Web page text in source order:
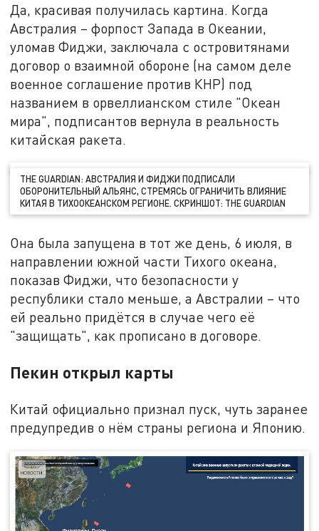
Да, красивая получилась картина. Когда
Австралия – форпост Запада в Океании,
уломав Фиджи, заключала с островитянами
договор о взаимной обороне (на самом деле
военное соглашение против КНР) под
названием в орвеллианском стиле "Океан
мира", подписантов вернула в реальность
китайская ракета.
THE GUARDIAN: АВСТРАЛИЯ И ФИДЖИ ПОДПИСАЛИ
ОБОРОНИТЕЛЬНЫЙ АЛЬЯНС, СТРЕМЯСЬ ОГРАНИЧИТЬ ВЛИЯНИЕ
КИТАЯ В ТИХООКЕАНСКОМ РЕГИОНЕ. СКРИНШОТ: THЕ GUARDIAN
Она была запущена в тот же день, 6 июля, в
направлении южной части Тихого океана,
показав Фиджи, что безопасности у
республики стало меньше, а Австралии – что
ей реально придётся в случае чего её
"защищать", как прописано в договоре.
Пекин открыл карты
Китай официально признал пуск, чуть заранее
предупредив о нём страны региона и Японию.